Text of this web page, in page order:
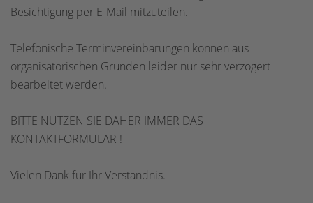
Besichtigung per E-Mail mitzuteilen.
Telefonische Terminvereinbarungen können aus
organisatorischen Gründen leider nur sehr verzögert
bearbeitet werden.
BITTE NUTZEN SIE DAHER IMMER DAS
KONTAKTFORMULAR !
Vielen Dank für Ihr Verständnis.